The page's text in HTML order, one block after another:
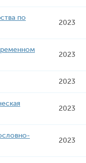
по
2023
2023
2023
2023
2023